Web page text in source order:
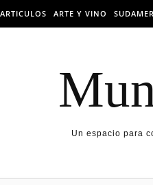
ARTICULOS ARTE Y VINO
Un espacio para